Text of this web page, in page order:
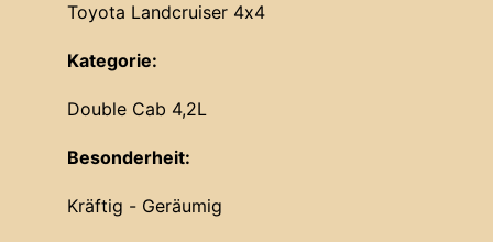
Toyota Landcruiser 4x4
Kategorie:
Double Cab 4,2L
Besonderheit:
Kräftig - Geräumig